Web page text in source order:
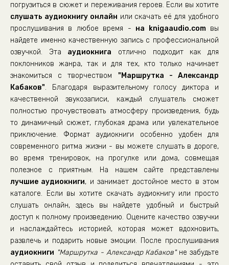
погрузиться в сюжет и переживания героев. Если вы хотите
слушать аудиокнигу онлайн или скачать её для удобного
прослушивания в любое время - на knigaaudio.comвы
найдете именно качественную запись с профессиональной
озвучкой. Эта аудиокнига отлично подходит как для
поклонников жанра, так и для тех, кто только начинает
знакомиться с творчеством "Маршрутка - Александр
Кабаков". Благодаря выразительному голосу диктора и
качественной звукозаписи, каждый слушатель сможет
полностью прочувствовать атмосферу произведения, будь
то динамичный сюжет, глубокая драма или увлекательное
приключение. Формат аудиокниги особенно удобен для
современного ритма жизни - вы можете слушать в дороге,
во время тренировок, на прогулке или дома, совмещая
полезное с приятным. На нашем сайте представлены
лучшие аудиокниги, и занимает достойное место в этом
каталоге. Если вы хотите скачать аудиокнигу или просто
слушать онлайн, здесь вы найдете удобный и быстрый
доступ к полному произведению. Оцените качество озвучки
и наслаждайтесь историей, которая может вдохновить,
развлечь и подарить новые эмоции. После прослушивания
аудиокниги "Маршрутка - Александр Кабаков"не забудьте